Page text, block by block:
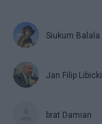
Siukum Balala
Jan Filip Libicki
brat Damian